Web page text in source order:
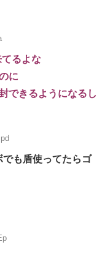
るよな
に
できるようになるし
も盾使ってたらゴ